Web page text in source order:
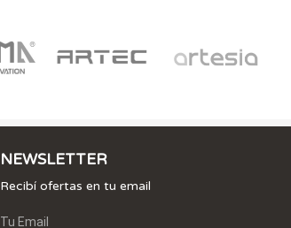
NEWSLETTER
Recibí ofertas en tu email